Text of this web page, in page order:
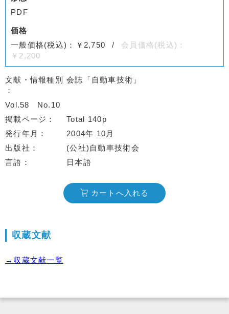
PDF
価格
一般価格(税込)：￥2,750
会員価格(税込)：
￥2,200
文献・情報種別 会誌「自動車技術」
Vol.58
No.10
掲載ページ
Total 140p
発行年月
2004年 10月
出版社
(公社)自動車技術会
言語
日本語
カートへ入れる
収蔵文献
→収蔵文献一覧